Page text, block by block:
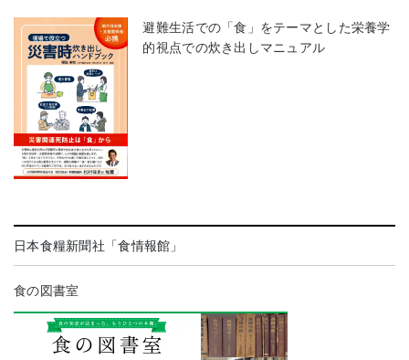
避難生活での「食」をテーマとした栄養学
的視点での炊き出しマニュアル
日本食糧新聞社「食情報館」
食の図書室